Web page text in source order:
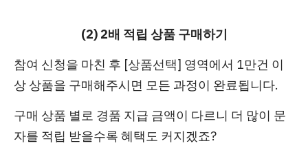
(2) 2배 적립 상품 구매하기
참여 신청을 마친 후 [상품선택] 영역에서 1만건 이
상 상품을 구매해주시면 모든 과정이 완료됩니다.
구매 상품 별로 경품 지급 금액이 다르니 더 많이 문
자를 적립 받을수록 혜택도 커지겠죠?